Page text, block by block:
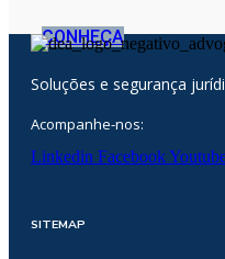
CONHEÇA
Soluções e segurança
Acompanhe-nos:
Linkedin Facebook
SITEMAP